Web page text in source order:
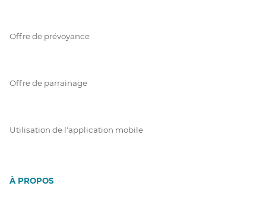
Offre de prévoyance
Offre de parrainage
Utilisation de l'application mobile
À PROPOS